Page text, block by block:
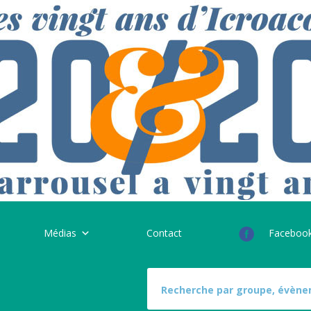
Médias Contact